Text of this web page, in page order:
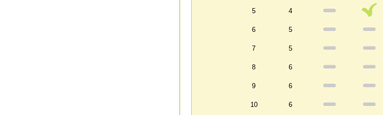
5 4
6 5
7 5
8 6
9 6
10 6